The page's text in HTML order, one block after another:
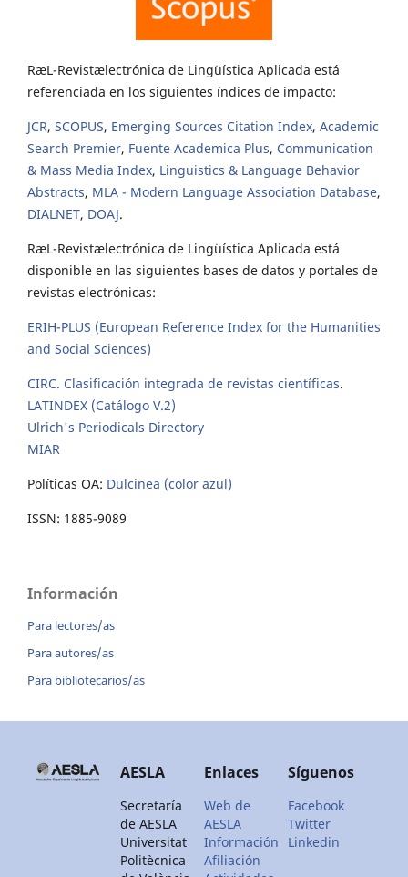
RæL-Revistælectrónica de Lingüística Aplicada está
referenciada en los siguientes índices de impacto:
JCR, SCOPUS, Emerging Sources Citation Index, Academic
Search Premier, Fuente Academica Plus, Communication
& Mass Media Index, Linguistics & Language Behavior
Abstracts, MLA - Modern Language Association Database,
DIALNET, DOAJ.
RæL-Revistælectrónica de Lingüística Aplicada está
disponible en las siguientes bases de datos y portales de
revistas electrónicas:
ERIH-PLUS (European Reference Index for the Humanities
and Social Sciences)
CIRC. Clasificación integrada de revistas científicas.
LATINDEX (Catálogo V.2)
Ulrich's Periodicals Directory
MIAR
Políticas OA: Dulcinea (color azul)
ISSN: 1885-9089
Información
Para lectores/as
Para autores/as
Para bibliotecarios/as
AESLA
Secretaría
de AESLA
Universitat
Politècnica
Enlaces
Web de
AESLA
Información
Afiliación
Síguenos
Facebook
Twitter
Linkedin